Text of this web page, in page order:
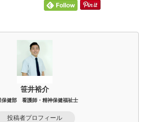
笹井裕介
保健部 看護師・精神保健福祉士
投稿者プロフィール